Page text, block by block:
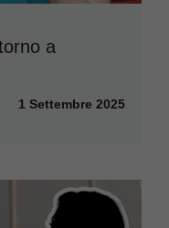
a
1 Settembre 2025